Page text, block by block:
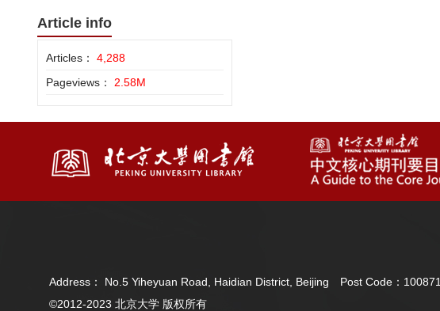
Article info
Articles： 4,288
Pageviews： 2.58M
Address： No.5 Yiheyuan Road, Haidian District, Beijing Post Code：100871
©2012-2023 北京大学 版权所有